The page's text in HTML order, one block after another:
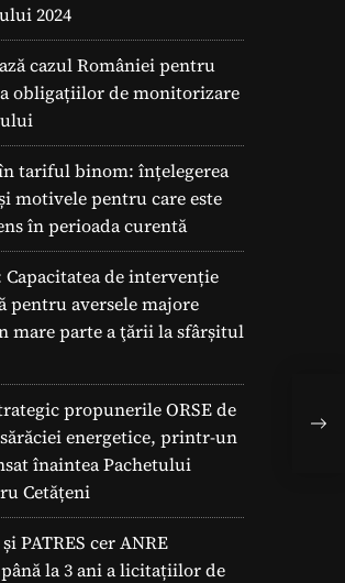
2024
cazul României pentru
obligațiilor de monitorizare
tariful binom: înțelegerea
motivele pentru care este
în perioada curentă
Capacitatea de intervenție
pentru aversele majore
mare parte a ţării la sfârșitul
propunerile ORSE de
energetice, printr-un
înaintea Pachetului
Cetățeni
PATRES cer ANRE
la 3 ani a licitațiilor de